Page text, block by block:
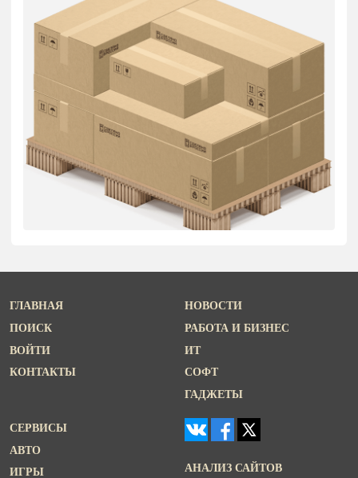
ГЛАВНАЯ
ПОИСК
ВОЙТИ
КОНТАКТЫ
НОВОСТИ
РАБОТА И БИЗНЕС
ИТ
СОФТ
ГАДЖЕТЫ
СЕРВИСЫ
АВТО
ИГРЫ
АНАЛИЗ САЙТОВ